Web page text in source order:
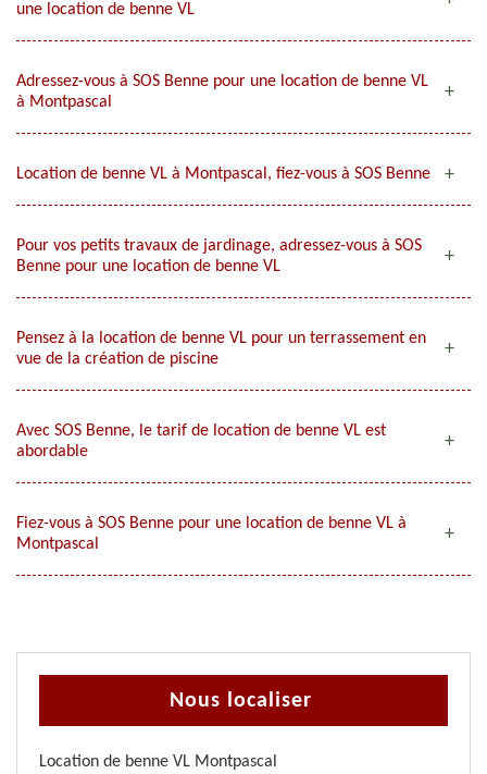
une location de benne VL
Adressez-vous à SOS Benne pour une location de benne VL
à Montpascal
Location de benne VL à Montpascal, fiez-vous à SOS Benne
Pour vos petits travaux de jardinage, adressez-vous à SOS
Benne pour une location de benne VL
Pensez à la location de benne VL pour un terrassement en
vue de la création de piscine
Avec SOS Benne, le tarif de location de benne VL est
abordable
Fiez-vous à SOS Benne pour une location de benne VL à
Montpascal
Nous localiser
Location de benne VL Montpascal